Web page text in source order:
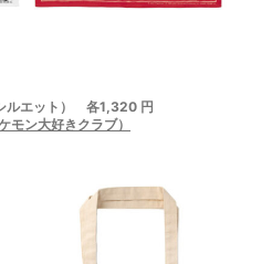
ルエット） 各1,320 円
モン大好きクラブ）